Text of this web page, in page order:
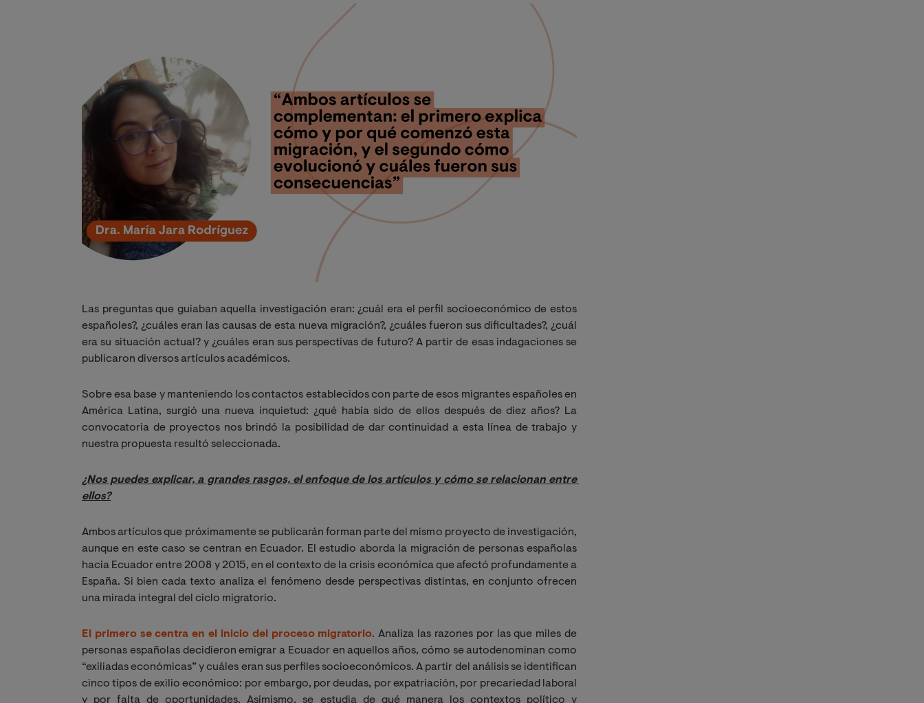
Imagen
Las preguntas que guiaban aquella investigación eran: ¿cuál era el perfil socioeconómico de estos
españoles?, ¿cuáles eran las causas de esta nueva migración?, ¿cuáles fueron sus dificultades?, ¿cuál
era su situación actual? y ¿cuáles eran sus perspectivas de futuro? A partir de esas indagaciones se
publicaron diversos artículos académicos.
Sobre esa base y manteniendo los contactos establecidos con parte de esos migrantes españoles en
América Latina, surgió una nueva inquietud: ¿qué había sido de ellos después de diez años? La
convocatoria de proyectos nos brindó la posibilidad de dar continuidad a esta línea de trabajo y
nuestra propuesta resultó seleccionada.
¿Nos puedes explicar, a grandes rasgos, el enfoque de los artículos y cómo se relacionan entre
ellos?
Ambos artículos que próximamente se publicarán forman parte del mismo proyecto de investigación,
aunque en este caso se centran en Ecuador. El estudio aborda la migración de personas españolas
hacia Ecuador entre 2008 y 2015, en el contexto de la crisis económica que afectó profundamente a
España. Si bien cada texto analiza el fenómeno desde perspectivas distintas, en conjunto ofrecen
una mirada integral del ciclo migratorio.
El primero se centra en el inicio del proceso migratorio. Analiza las razones por las que miles de
personas españolas decidieron emigrar a Ecuador en aquellos años, cómo se autodenominan como
“exiliadas económicas” y cuáles eran sus perfiles socioeconómicos. A partir del análisis se identifican
cinco tipos de exilio económico: por embargo, por deudas, por expatriación, por precariedad laboral
y por falta de oportunidades. Asimismo, se estudia de qué manera los contextos político y